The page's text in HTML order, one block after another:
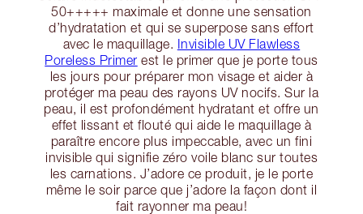
50+++++ maximale et donne une sensation
d’hydratation et qui se superpose sans effort
avec le maquillage. Invisible UV Flawless
Poreless Primer est le primer que je porte tous
les jours pour préparer mon visage et aider à
protéger ma peau des rayons UV nocifs. Sur la
peau, il est profondément hydratant et offre un
effet lissant et flouté qui aide le maquillage à
paraître encore plus impeccable, avec un fini
invisible qui signifie zéro voile blanc sur toutes
les carnations. J’adore ce produit, je le porte
même le soir parce que j’adore la façon dont il
fait rayonner ma peau!